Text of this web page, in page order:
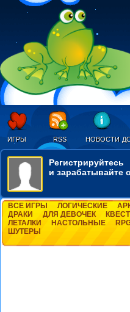
ИГРЫ RSS НОВОСТИ
Регистрируйтесь
и зарабатывайте
ВСЕ ИГРЫ ЛОГИЧЕСКИЕ
ДРАКИ
ДЛЯ ДЕВОЧЕК
ЛЕТАЛКИ
НАСТОЛЬНЫЕ
ШУТЕРЫ